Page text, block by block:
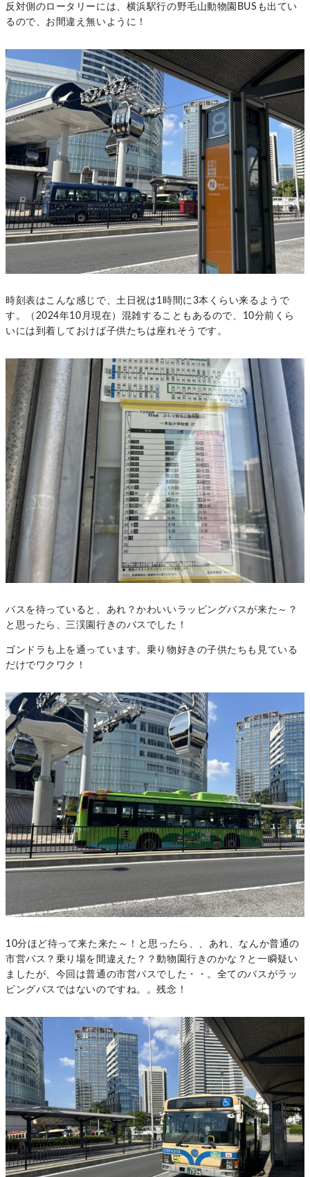
反対側のロータリーには、横浜駅行の野毛山動物園BUSも出てい
るので、お間違え無いように！
時刻表はこんな感じで、土日祝は1時間に3本くらい来るようで
す。（2024年10月現在）混雑することもあるので、10分前くら
いには到着しておけば子供たちは座れそうです。
バスを待っていると、あれ？かわいいラッピングバスが来た～？
と思ったら、三渓園行きのバスでした！
ゴンドラも上を通っています。乗り物好きの子供たちも見ている
だけでワクワク！
10分ほど待って来た来た～！と思ったら、、あれ、なんか普通の
市営バス？乗り場を間違えた？？動物園行きのかな？と一瞬疑い
ましたが、今回は普通の市営バスでした・・。全てのバスがラッ
ピングバスではないのですね。。残念！